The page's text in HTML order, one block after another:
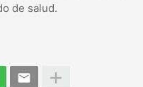
de salud.